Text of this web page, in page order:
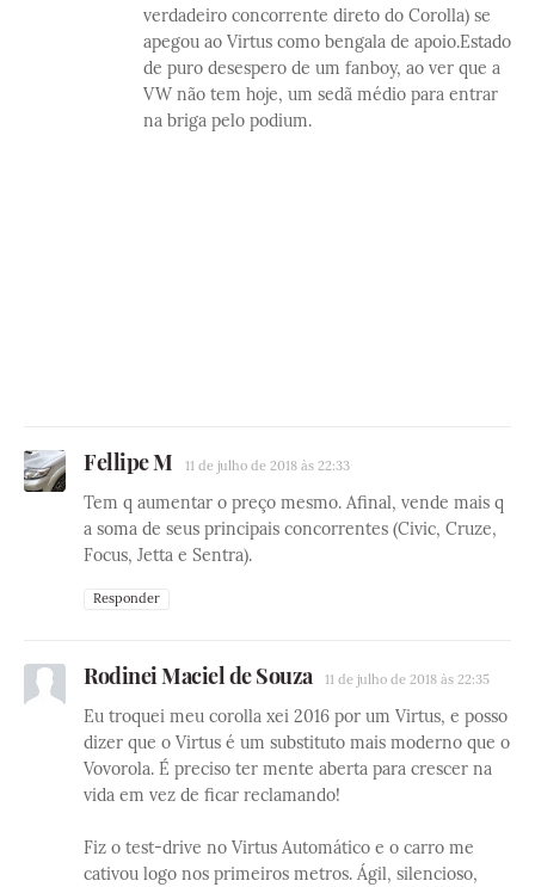
verdadeiro concorrente direto do Corolla) se
apegou ao Virtus como bengala de apoio.Estado
de puro desespero de um fanboy, ao ver que a
VW não tem hoje, um sedã médio para entrar
na briga pelo podium.
Fellipe M 11 de julho de 2018 às 22:33
Tem q aumentar o preço mesmo. Afinal, vende mais q
a soma de seus principais concorrentes (Civic, Cruze,
Focus, Jetta e Sentra).
Responder
Rodinei Maciel de Souza 11 de julho de 2018 às 22:35
Eu troquei meu corolla xei 2016 por um Virtus, e posso
dizer que o Virtus é um substituto mais moderno que o
Vovorola. É preciso ter mente aberta para crescer na
vida em vez de ficar reclamando!
Fiz o test-drive no Virtus Automático e o carro me
cativou logo nos primeiros metros. Ágil, silencioso,